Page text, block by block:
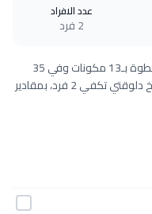
عدد الافراد
2 فرد
طريقة عمل فطيرة اللحم المفروم خطوة بخطوة بـ13 مكونات وفي 35
دقيقة فقط. وصفة سهلة ومجرّبة من مطبخ دلوقتي تكفي 2 فرد، بمقادير